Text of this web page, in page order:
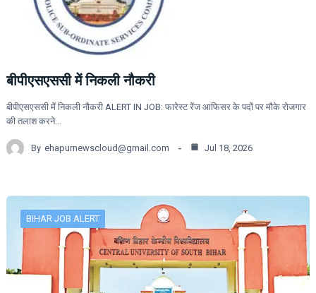
बीपीएसएससी में निकली नौकरी
बीपीएसएससी में निकली नौकरी ALERT IN JOB: फारेस्ट रेंज आफिसर के पदों पर मौके रोजगार
की तलाश करने…
By ehapurnewscloud@gmail.com Jul 18, 2026
BIHAR JOB ALERT